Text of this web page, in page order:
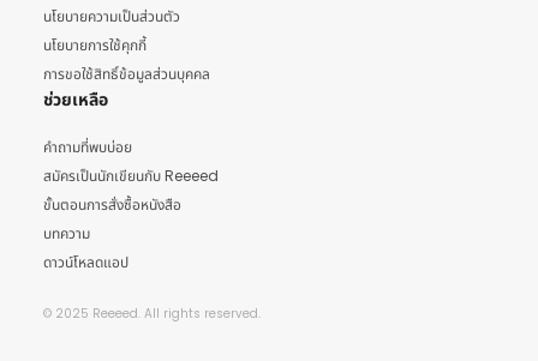
นโยบายความเป็นส่วนตัว
นโยบายการใช้คุกกี้
การขอใช้สิทธิ์ข้อมูลส่วนบุคคล
ช่วยเหลือ
คำถามที่พบบ่อย
สมัครเป็นนักเขียนกับ Reeeed
ขั้นตอนการสั่งซื้อหนังสือ
บทความ
ดาวน์โหลดแอป
© 2025 Reeeed. All rights reserved.